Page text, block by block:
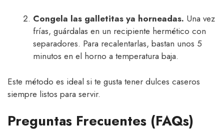
Congela las galletitas ya horneadas. Una vez
frías, guárdalas en un recipiente hermético con
separadores. Para recalentarlas, bastan unos 5
minutos en el horno a temperatura baja.
Este método es ideal si te gusta tener dulces caseros
siempre listos para servir.
Preguntas Frecuentes (FAQs)